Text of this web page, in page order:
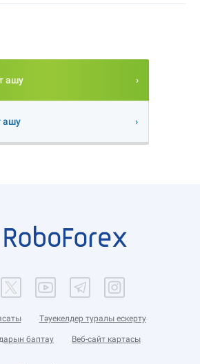
ашу
ашу
Тәуекелдер туралы ескерту
баптау Веб-сайт картасы